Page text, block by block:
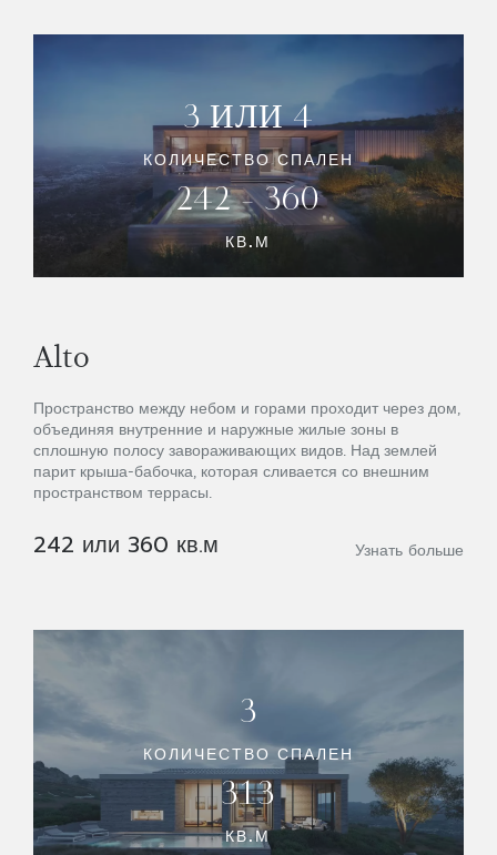
3 ИЛИ 4
КОЛИЧЕСТВО СПАЛЕН
242 - 360
КВ.М
Alto
Пространство между небом и горами проходит через дом,
объединяя внутренние и наружные жилые зоны в
сплошную полосу завораживающих видов. Над землей
парит крыша-бабочка, которая сливается со внешним
пространством террасы.
242 или 360 кв.м Узнать больше
3
КОЛИЧЕСТВО СПАЛЕН
313
КВ.М